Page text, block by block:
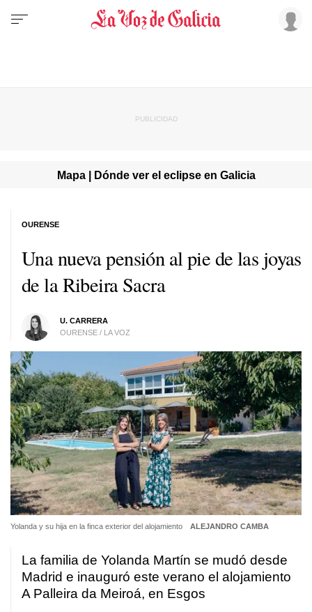
Mapa | Dónde ver el eclipse en Galicia
Una nueva pensión al pie de las joyas
de la Ribeira Sacra
U. CARRERA
OURENSE / LA VOZ
OURENSE
Yolanda y su hija en la finca exterior del alojamiento ALEJANDRO CAMBA
La familia de Yolanda Martín se mudó desde
Madrid e inauguró este verano el alojamiento
A Palleira da Meiroá, en Esgos